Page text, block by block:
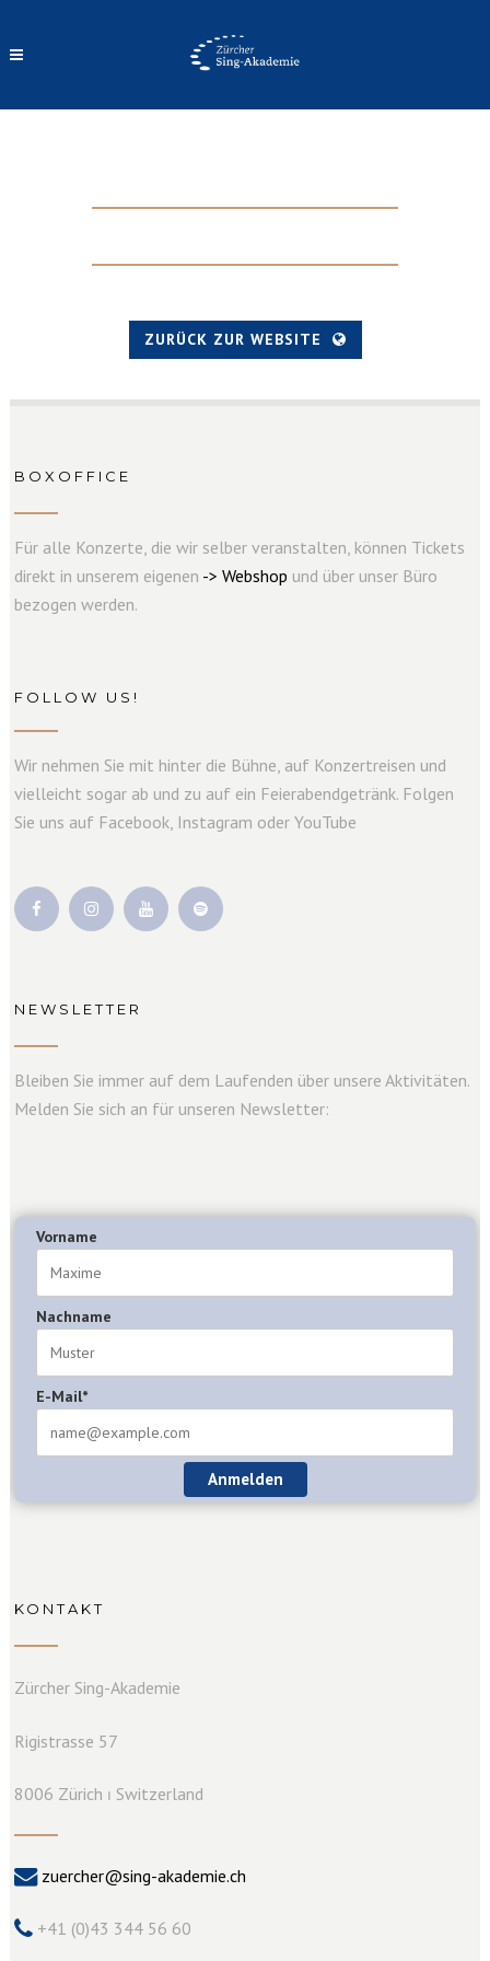
ZURÜCK ZUR WEBSITE
BOXOFFICE
Für alle Konzerte, die wir selber veranstalten, können Tickets
direkt in unserem eigenen ->Webshop und über unser Büro
bezogen werden.
FOLLOW US!
Wir nehmen Sie mit hinter die Bühne, auf Konzertreisen und
vielleicht sogar ab und zu auf ein Feierabendgetränk. Folgen
Sie uns auf Facebook, Instagram oder YouTube
NEWSLETTER
Bleiben Sie immer auf dem Laufenden über unsere Aktivitäten.
Melden Sie sich an für unseren Newsletter:
Vorname
Nachname
E-Mail*
Anmelden
KONTAKT
Zürcher Sing-Akademie
Rigistrasse 57
8006 Zürich ⏐ Switzerland
zuercher@sing-akademie.ch
+41 (0)43 344 56 60